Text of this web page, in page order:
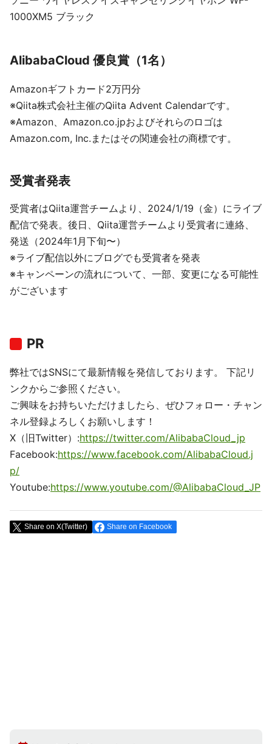
1000XM5 ブラック
AlibabaCloud 優良賞（1名）
Amazonギフトカード2万円分
※Qiita株式会社主催のQiita Advent Calendarです。
※Amazon、Amazon.co.jpおよびそれらのロゴは
Amazon.com, Inc.またはその関連会社の商標です。
受賞者発表
受賞者はQiita運営チームより、2024/1/19（金）にライブ
配信で発表。後日、Qiita運営チームより受賞者に連絡、
発送（2024年1月下旬〜）
※ライブ配信以外にブログでも受賞者を発表
※キャンペーンの流れについて、一部、変更になる可能性
がございます
PR
弊社ではSNSにて最新情報を発信しております。 下記リ
ンクからご参照ください。
ご興味をお持ちいただけましたら、ぜひフォロー・チャン
ネル登録よろしくお願いします！
X（旧Twitter）:https://twitter.com/AlibabaCloud_jp
Facebook:https://www.facebook.com/AlibabaCloud.j
p/
Youtube:https://www.youtube.com/@AlibabaCloud_JP
Share on X(Twitter) Share on Facebook